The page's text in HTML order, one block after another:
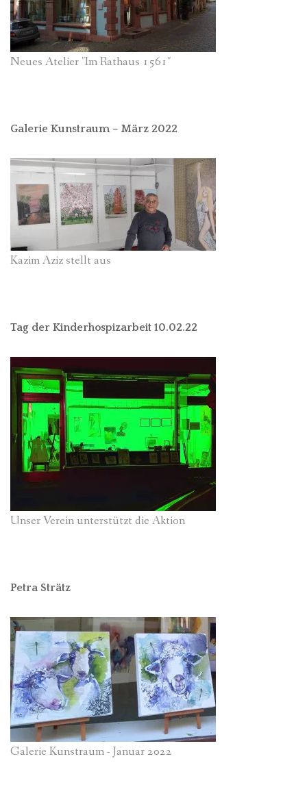
Neues Atelier "Im Rathaus 1561"
Galerie Kunstraum – März 2022
Kazim Aziz stellt aus
Tag der Kinderhospizarbeit 10.02.22
Unser Verein unterstützt die Aktion
Petra Strätz
Galerie Kunstraum - Januar 2022